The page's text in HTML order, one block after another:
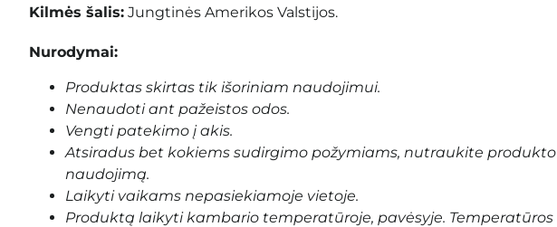
Kilmės šalis: Jungtinės Amerikos Valstijos.
Nurodymai:
Produktas skirtas tik išoriniam naudojimui.
Nenaudoti ant pažeistos odos.
Vengti patekimo į akis.
Atsiradus bet kokiems sudirgimo požymiams, nutraukite produkto
naudojimą.
Laikyti vaikams nepasiekiamoje vietoje.
Produktą laikyti kambario temperatūroje, pavėsyje. Temperatūros